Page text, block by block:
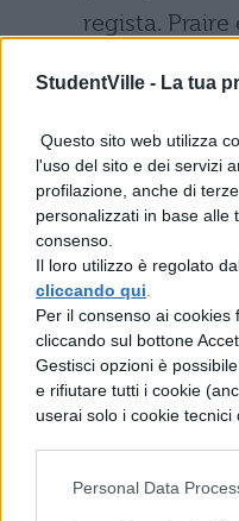
StudentVille - La tua
Questo sito web utilizza
l'uso del sito e dei servizi
profilazione, anche di
personalizzati in base alle
consenso.
Il loro utilizzo è regolato
cliccando qui
Per il consenso ai
cliccando sul bottone
Gestisci opzioni è
e rifiutare tutti i cookie
userai solo i cookie tecnici
Personal Data
regista. Praire
adottata da
americana,
dalla sua
che è
riacquistato
un incidente.
in una storia
sorprendente.
Sherlock
facciamo